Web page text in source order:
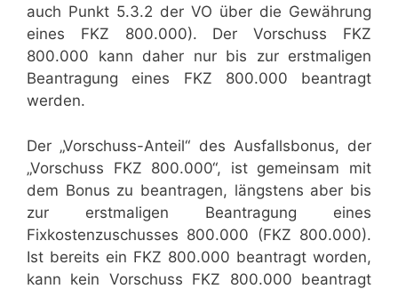
auch Punkt 5.3.2 der VO über die Gewährung
eines FKZ 800.000). Der Vorschuss FKZ
800.000 kann daher nur bis zur erstmaligen
Beantragung eines FKZ 800.000 beantragt
werden.
Der „Vorschuss-Anteil“ des Ausfallsbonus, der
„Vorschuss FKZ 800.000“, ist gemeinsam mit
dem Bonus zu beantragen, längstens aber bis
zur erstmaligen Beantragung eines
Fixkostenzuschusses 800.000 (FKZ 800.000).
Ist bereits ein FKZ 800.000 beantragt worden,
kann kein Vorschuss FKZ 800.000 beantragt